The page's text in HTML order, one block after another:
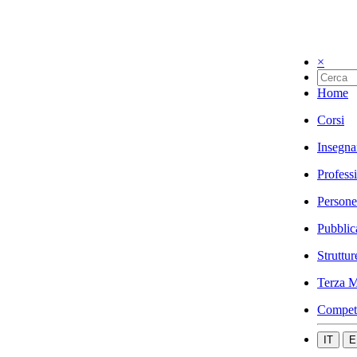
×
Home
Corsi
Persone
Terza
IT